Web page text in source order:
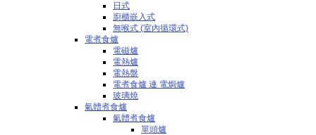
日式
廚櫃嵌入式
無喉式 (室內循環式)
電煮食爐
電磁爐
電熱爐
電熱盤
電煮食爐 連 電焗爐
玻璃燒
氣體煮食爐
氣體煮食爐
單頭爐